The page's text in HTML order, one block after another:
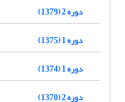
دوره 2 (1379)
دوره 1 (1375)
دوره 1 (1374)
دوره 2 (1370)